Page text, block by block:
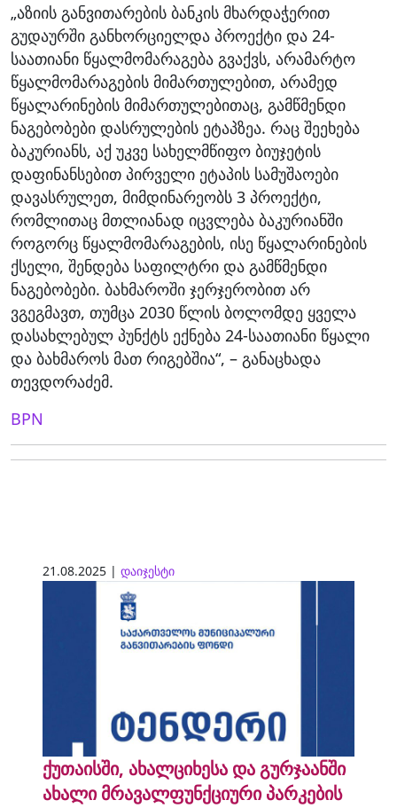
„აზიის განვითარების ბანკის მხარდაჭერით
გუდაურში განხორციელდა პროექტი და 24-
საათიანი წყალმომარაგება გვაქვს, არამარტო
წყალმომარაგების მიმართულებით, არამედ
წყალარინების მიმართულებითაც, გამწმენდი
ნაგებობები დასრულების ეტაპზეა. რაც შეეხება
ბაკურიანს, აქ უკვე სახელმწიფო ბიუჯეტის
დაფინანსებით პირველი ეტაპის სამუშაოები
დავასრულეთ, მიმდინარეობს 3 პროექტი,
რომლითაც მთლიანად იცვლება ბაკურიანში
როგორც წყალმომარაგების, ისე წყალარინების
ქსელი, შენდება საფილტრი და გამწმენდი
ნაგებობები. ბახმაროში ჯერჯერობით არ
ვგეგმავთ, თუმცა 2030 წლის ბოლომდე ყველა
დასახლებულ პუნქტს ექნება 24-საათიანი წყალი
და ბახმაროს მათ რიგებშია“, – განაცხადა
თევდორაძემ.
BPN
21.08.2025 | დაიჯესტი
ქუთაისში, ახალციხესა და გურჯაანში
ახალი მრავალფუნქციური პარკების